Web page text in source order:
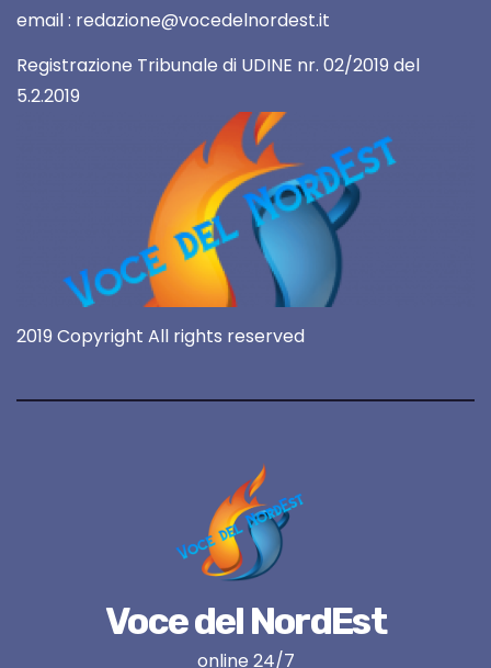
email : redazione@vocedelnordest.it
Registrazione Tribunale di UDINE nr. 02/2019 del
5.2.2019
2019 Copyright All rights reserved
Voce del NordEst
online 24/7